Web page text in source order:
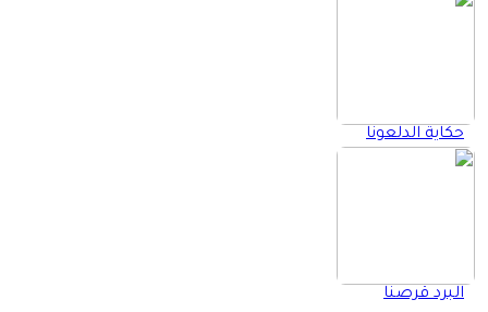
حكاية الدلعونا
البرد قرصنا